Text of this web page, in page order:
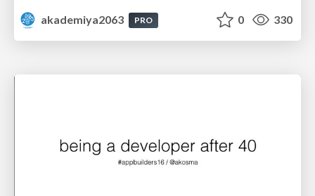
akademiya2063
PRO 0 330